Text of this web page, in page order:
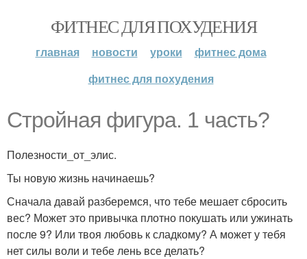
ФИТНЕС ДЛЯ ПОХУДЕНИЯ
главная новости уроки
фитнес дома
фитнес для похудения
Стройная фигура. 1 часть?
Полезности_от_элис.
Ты новую жизнь начинаешь?
Сначала давай разберемся, что тебе мешает сбросить
вес? Может это привычка плотно покушать или ужинать
после 9? Или твоя любовь к сладкому? А может у тебя
нет силы воли и тебе лень все делать?